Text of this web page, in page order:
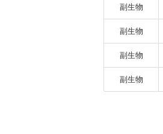
副生物
副生物
副生物
副生物